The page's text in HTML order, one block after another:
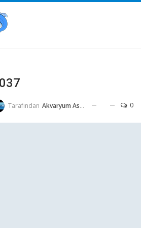
Tarafından Akvaryum Asistanı 0